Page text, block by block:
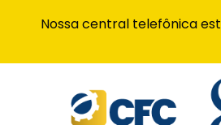
Nossa central telefônica